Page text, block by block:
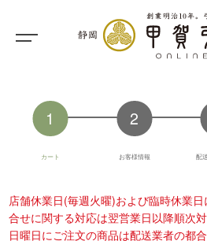
カート お客様情報 配
店舗休業日(毎週火曜)および臨時休業
合せに関する対応は翌営業日以降順次
日曜日にご注文の商品は配送業者の都